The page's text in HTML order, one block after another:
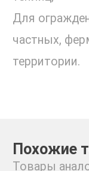
Для
частных,
территории.
Похожие
Товары